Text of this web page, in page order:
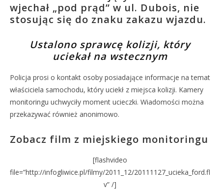
wjechał „pod prąd” w ul. Dubois, nie
stosując się do znaku zakazu wjazdu.
Ustalono sprawcę kolizji, który
uciekał na wstecznym
Policja prosi o kontakt osoby posiadające informacje na temat
właściciela samochodu, który uciekł z miejsca kolizji. Kamery
monitoringu uchwyciły moment ucieczki. Wiadomości można
przekazywać również anonimowo.
Zobacz film z miejskiego monitoringu
[flashvideo
file=”http://infogliwice.pl/filmy/2011_12/20111127_ucieka_ford.fl
v” /]